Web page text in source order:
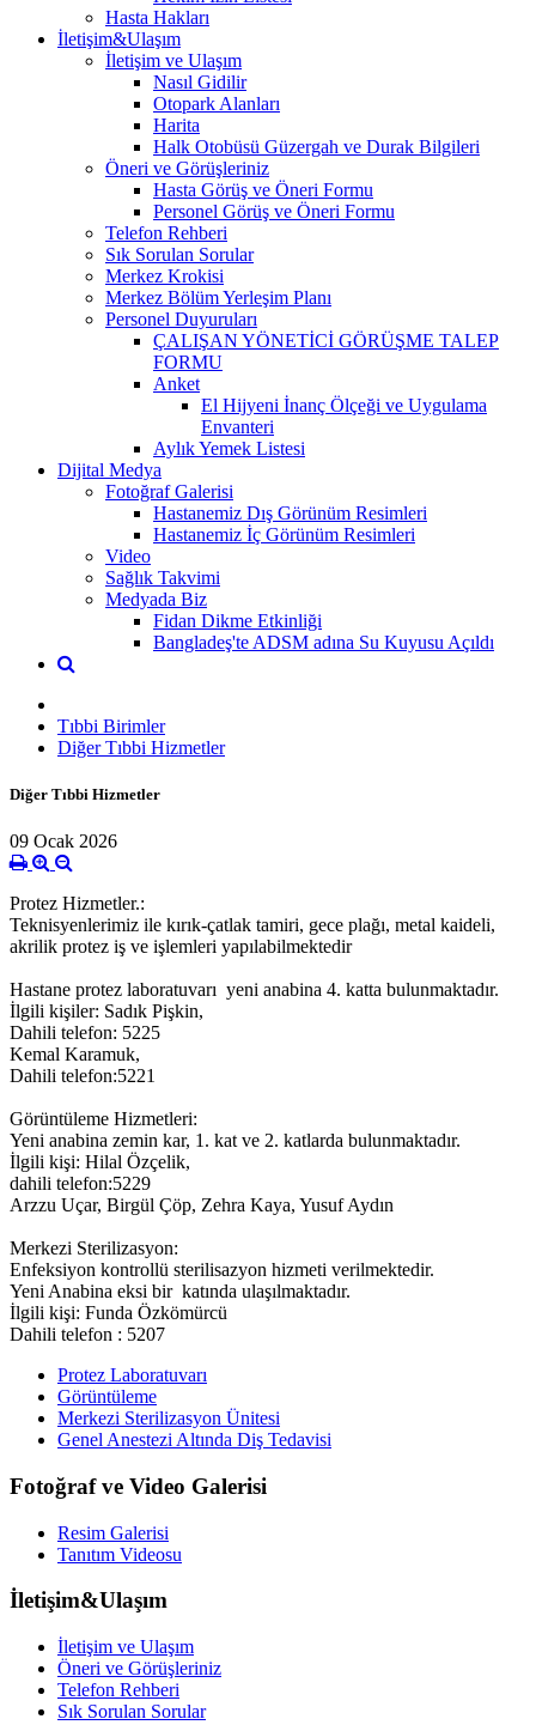
Hasta Hakları
İletişim&Ulaşım
İletişim ve Ulaşım
Nasıl Gidilir
Otopark Alanları
Harita
Halk Otobüsü Güzergah ve Durak Bilgileri
Öneri ve Görüşleriniz
Hasta Görüş ve Öneri Formu
Personel Görüş ve Öneri Formu
Telefon Rehberi
Sık Sorulan Sorular
Merkez Krokisi
Merkez Bölüm Yerleşim Planı
Personel Duyuruları
ÇALIŞAN YÖNETİCİ GÖRÜŞME TALEP
FORMU
Anket
El Hijyeni İnanç Ölçeği ve Uygulama
Envanteri
Aylık Yemek Listesi
Dijital Medya
Fotoğraf Galerisi
Hastanemiz Dış Görünüm Resimleri
Hastanemiz İç Görünüm Resimleri
Video
Sağlık Takvimi
Medyada Biz
Fidan Dikme Etkinliği
Bangladeş'te ADSM adına Su Kuyusu Açıldı
Tıbbi Birimler
Diğer Tıbbi Hizmetler
Diğer Tıbbi Hizmetler
09 Ocak 2026
Protez Hizmetler.:
Teknisyenlerimiz ile kırık-çatlak tamiri, gece plağı, metal kaideli,
akrilik protez iş ve işlemleri yapılabilmektedir
Hastane protez laboratuvarı yeni anabina 4. katta bulunmaktadır.
İlgili kişiler: Sadık Pişkin,
Dahili telefon: 5225
Kemal Karamuk,
Dahili telefon:5221
Görüntüleme Hizmetleri:
Yeni anabina zemin kar, 1. kat ve 2. katlarda bulunmaktadır.
İlgili kişi: Hilal Özçelik,
dahili telefon:5229
Arzzu Uçar, Birgül Çöp, Zehra Kaya, Yusuf Aydın
Merkezi Sterilizasyon:
Enfeksiyon kontrollü sterilisazyon hizmeti verilmektedir.
Yeni Anabina eksi bir katında ulaşılmaktadır.
İlgili kişi: Funda Özkömürcü
Dahili telefon : 5207
Protez Laboratuvarı
Görüntüleme
Merkezi Sterilizasyon Ünitesi
Genel Anestezi Altında Diş Tedavisi
Fotoğraf ve Video Galerisi
Resim Galerisi
Tanıtım Videosu
İletişim&Ulaşım
İletişim ve Ulaşım
Öneri ve Görüşleriniz
Telefon Rehberi
Sık Sorulan Sorular